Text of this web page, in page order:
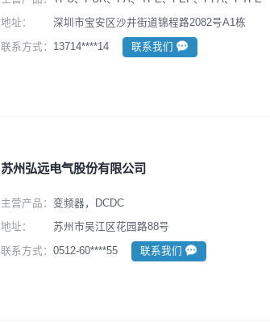
地址： 深圳市宝安区沙井街道锦程路2082号A1栋
联系方式： 13714****14 联系我们
苏州弘远电气股份有限公司
主营产品： 变频器，DCDC
地址： 苏州市吴江区花园路88号
联系方式： 0512-60****55 联系我们